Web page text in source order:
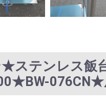
ステンレス飯
076CN★